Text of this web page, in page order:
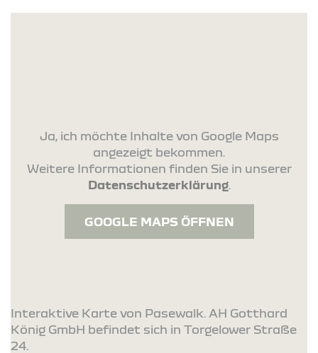
Ja, ich möchte Inhalte von Google Maps
angezeigt bekommen.
Weitere Informationen finden Sie in unserer
Datenschutzerklärung.
GOOGLE MAPS ÖFFNEN
Interaktive Karte von Pasewalk. AH Gotthard
König GmbH befindet sich in Torgelower Straße
24.